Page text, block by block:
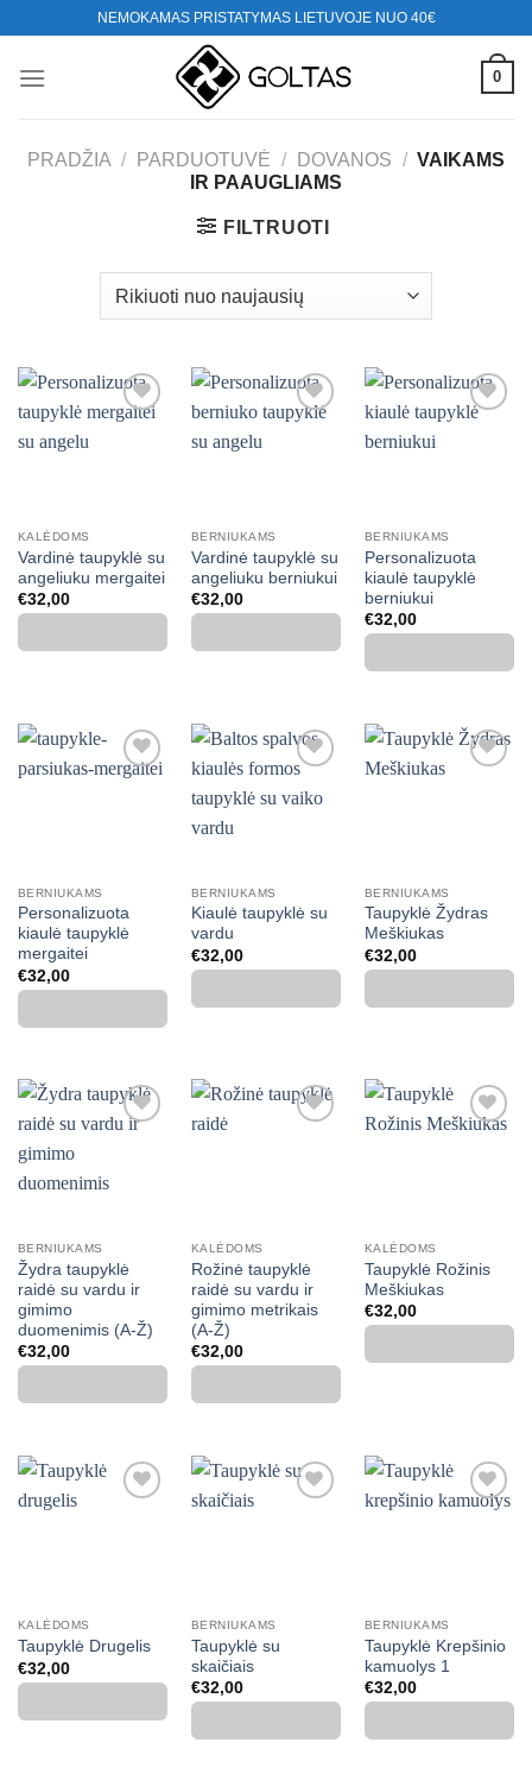
content
NEMOKAMAS PRISTATYMAS LIETUVOJE NUO 40€
0
PRADŽIA / PARDUOTUVĖ / DOVANOS / VAIKAMS
IR PAAUGLIAMS
FILTRUOTI
KALĖDOMS
Vardinė taupyklė su
angeliuku mergaitei
€32,00
BERNIUKAMS
Vardinė taupyklė su
angeliuku berniukui
€32,00
BERNIUKAMS
Personalizuota
kiaulė taupyklė
berniukui
€32,00
BERNIUKAMS
Personalizuota
kiaulė taupyklė
mergaitei
€32,00
Mėgstamiausias
BERNIUKAMS
Kiaulė taupyklė su
vardu
€32,00
BERNIUKAMS
Taupyklė Žydras
Meškiukas
€32,00
Mėgstamiausias
BERNIUKAMS
Žydra taupyklė
raidė su vardu ir
gimimo
duomenimis (A-Ž)
€32,00
KALĖDOMS
Rožinė taupyklė
raidė su vardu ir
gimimo metrikais
(A-Ž)
€32,00
KALĖDOMS
Taupyklė Rožinis
Meškiukas
€32,00
KALĖDOMS
Taupyklė Drugelis
€32,00
BERNIUKAMS
Taupyklė su
skaičiais
€32,00
BERNIUKAMS
Taupyklė Krepšinio
kamuolys 1
€32,00